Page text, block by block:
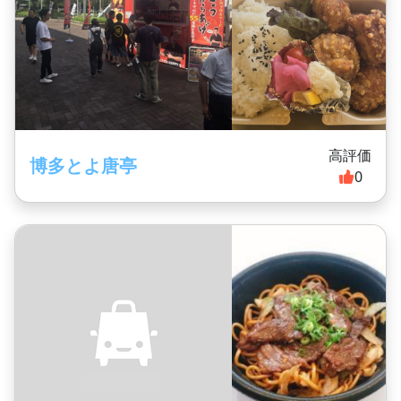
博多とよ唐亭
高評価
0